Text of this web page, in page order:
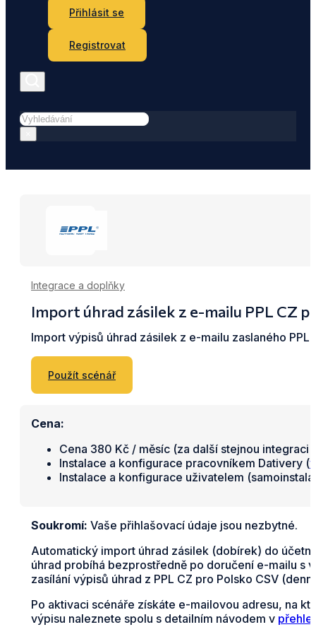
Přihlásit se
Registrovat
Hledat
Integrace a doplňky
Import úhrad zásilek z e-mailu PPL CZ
Import výpisů úhrad zásilek z e-mailu zaslaného
Použít scénář
Cena:
Cena 380 Kč / měsíc (za další stejnou integraci
Instalace a konfigurace pracovníkem Dativery (
Instalace a konfigurace uživatelem
Soukromí: Vaše přihlašovací údaje jsou nezbytné.
Automatický import úhrad zásilek (dobírek) do
úhrad probíhá bezprostředně po doručení e-mailu s
zasílání výpisů úhrad z PPL CZ pro Polsko CSV
Po aktivaci scénáře získáte e-mailovou adresu, na
výpisu naleznete spolu s detailním návodem v